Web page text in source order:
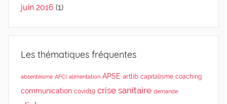
juin 2016 (1)
Les thématiques fréquentes
absentéisme AFCI alimentation APSE artlib capitalisme coaching
communication covid19 crise sanitaire demande